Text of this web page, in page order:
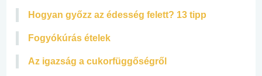
Hogyan győzz az édesség felett? 13 tipp
Fogyókúrás ételek
Az igazság a cukorfüggőségről